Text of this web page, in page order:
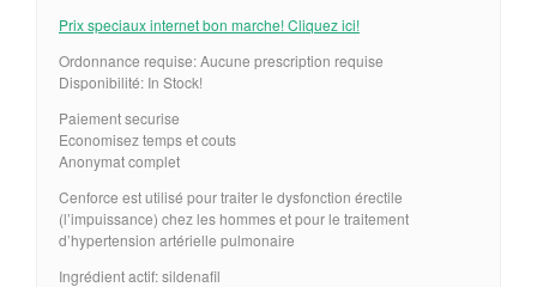
Prix speciaux internet bon marche! Cliquez ici!
Ordonnance requise: Aucune prescription requise
Disponibilité: In Stock!
Paiement securise
Economisez temps et couts
Anonymat complet
Cenforce est utilisé pour traiter le dysfonction érectile
(l’impuissance) chez les hommes et pour le traitement
d’hypertension artérielle pulmonaire
Ingrédient actif: sildenafil